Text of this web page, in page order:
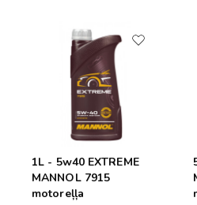
1L - 5w40 EXTREME
MANNOL 7915
motoreļļa